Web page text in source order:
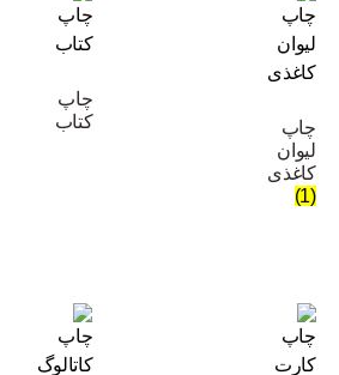
چاپ
لیوان
کاغذی
(1)
چاپ
کتاب